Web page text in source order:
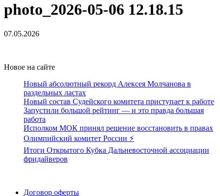
photo_2026-05-06 12.18.15
07.05.2026
Новое на сайте
Новый абсолютный рекорд Алексея Молчанова в
раздельных ластах
Новый состав Судейского комитета приступает к работе
Запустили большой рейтинг — и это правда большая
работа
Исполком МОК принял решение восстановить в правах
Олимпийский комитет России ⚡️
Итоги Открытого Кубка Дальневосточной ассоциации
фридайверов
Договор оферты